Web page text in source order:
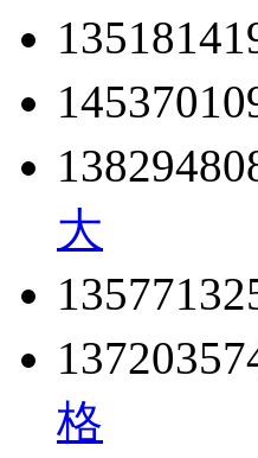
大
格